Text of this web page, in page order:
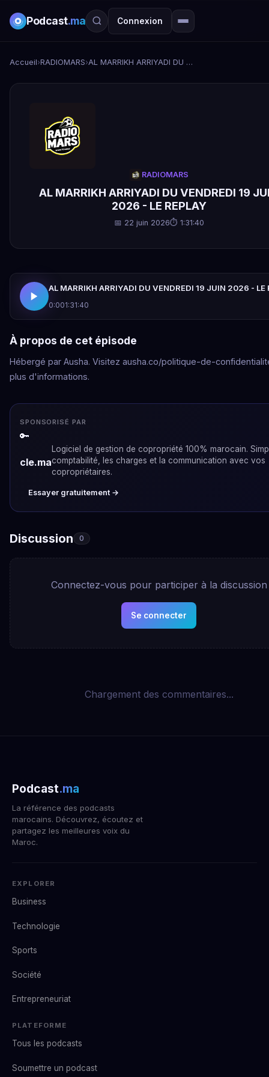
Podcast.ma Connexion
Accueil›RADIOMARS› AL MARRIKH ARRIYADI DU VENDREDI 19 JUIN 2026 - LE REPLAY
RADIOMARS
AL MARRIKH ARRIYADI DU VENDREDI 19
2026 - LE REPLAY
📅 22 juin 2026⏱ 1:31:40
AL MARRIKH ARRIYADI DU VENDREDI 19 JUIN 2026 - LE
0:001:31:40
À propos de cet épisode
Hébergé par Ausha. Visitez ausha.co/politique-de-
plus d'informations.
SPONSORISÉ PAR
🔑
cle.ma
Logiciel de gestion de copropriété 100% marocain.
comptabilité, les charges et la communication avec vos
copropriétaires.
Essayer gratuitement →
Discussion 0
Connectez-vous pour participer à la discussion
Se connecter
Chargement des commentaires...
Podcast.ma
La référence des podcasts
marocains. Découvrez, écoutez et
partagez les meilleures voix du
Maroc.
EXPLORER
Business
Technologie
Sports
Société
Entrepreneuriat
PLATEFORME
Tous les podcasts
Soumettre un podcast